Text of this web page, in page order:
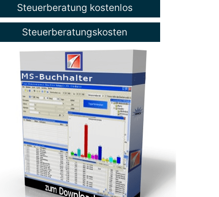
Steuerberatung kostenlos
Steuerberatungskosten